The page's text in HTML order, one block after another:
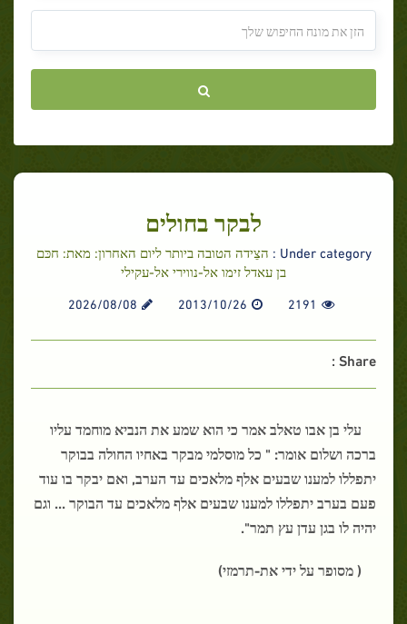
לבקר בחולים
Under category :
הצֵידה הטובה ביותר ליום האחרון: מאת: חכּם
בן עאדל זימו אל-נווירי אל-עקילי
2191
2013/10/26
2026/08/08
Share :
עלי בן אבו טאלב אמר כי הוא שמע את הנביא מוחמד עליו
ברכה ושלום אומר: " כל מוסלמי מבקר באחיו החולה בבוקר
יתפללו למענו שבעים אלף מלאכים עד הערב, ואם יבקר בו עוד
פעם בערב יתפללו למענו שבעים אלף מלאכים עד הבוקר ... וגם
יהיה לו בגן עדן עץ תמר".
( מסופר על ידי את-תרמזי)